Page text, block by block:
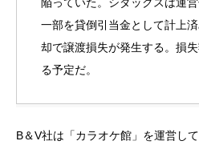
陥っていた。シダックスは運
一部を貸倒引当金として計上
却で譲渡損失が発生する。損
る予定だ。
B＆V社は「カラオケ館」を運営して